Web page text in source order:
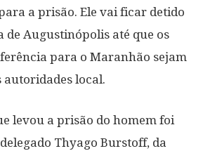
a prisão. Ele vai ficar detido
de Augustinópolis até que os
para o Maranhão sejam
autoridades local.
levou a prisão do homem foi
Thyago Burstoff, da